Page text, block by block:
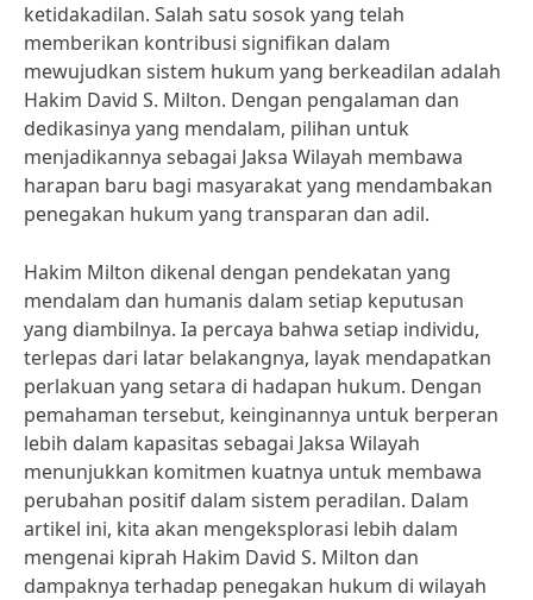
ketidakadilan. Salah satu sosok yang telah
memberikan kontribusi signifikan dalam
mewujudkan sistem hukum yang berkeadilan adalah
Hakim David S. Milton. Dengan pengalaman dan
dedikasinya yang mendalam, pilihan untuk
menjadikannya sebagai Jaksa Wilayah membawa
harapan baru bagi masyarakat yang mendambakan
penegakan hukum yang transparan dan adil.
Hakim Milton dikenal dengan pendekatan yang
mendalam dan humanis dalam setiap keputusan
yang diambilnya. Ia percaya bahwa setiap individu,
terlepas dari latar belakangnya, layak mendapatkan
perlakuan yang setara di hadapan hukum. Dengan
pemahaman tersebut, keinginannya untuk berperan
lebih dalam kapasitas sebagai Jaksa Wilayah
menunjukkan komitmen kuatnya untuk membawa
perubahan positif dalam sistem peradilan. Dalam
artikel ini, kita akan mengeksplorasi lebih dalam
mengenai kiprah Hakim David S. Milton dan
dampaknya terhadap penegakan hukum di wilayah